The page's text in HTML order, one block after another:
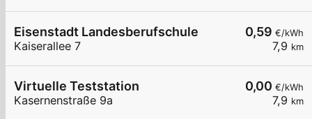
0,59 €/kWh
7,9 km
Eisenstadt Landesberufschule
Kaiserallee 7
0,00 €/kWh
7,9 km
Virtuelle Teststation
Kasernenstraße 9a